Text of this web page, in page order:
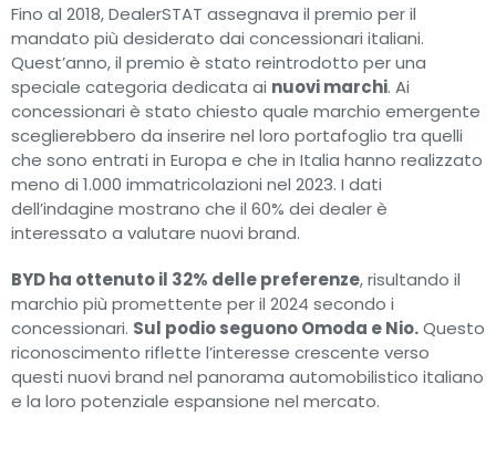
Fino al 2018, DealerSTAT assegnava il premio per il
mandato più desiderato dai concessionari italiani.
Quest’anno, il premio è stato reintrodotto per una
speciale categoria dedicata ai nuovi marchi. Ai
concessionari è stato chiesto quale marchio emergente
sceglierebbero da inserire nel loro portafoglio tra quelli
che sono entrati in Europa e che in Italia hanno realizzato
meno di 1.000 immatricolazioni nel 2023. I dati
dell’indagine mostrano che il 60% dei dealer è
interessato a valutare nuovi brand.
BYD ha ottenuto il 32% delle preferenze, risultando il
marchio più promettente per il 2024 secondo i
concessionari. Sul podio seguono Omoda e Nio.Questo
riconoscimento riflette l’interesse crescente verso
questi nuovi brand nel panorama automobilistico italiano
e la loro potenziale espansione nel mercato.